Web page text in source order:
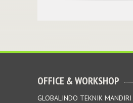
OFFICE & WORKSHOP
GLOBALINDO TEKNIK MANDIRI